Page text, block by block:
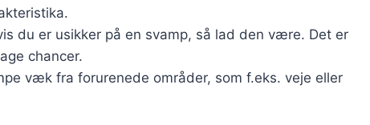
du er usikker på en svamp, så lad den være. Det er
chancer.
væk fra forurenede områder, som f.eks. veje eller